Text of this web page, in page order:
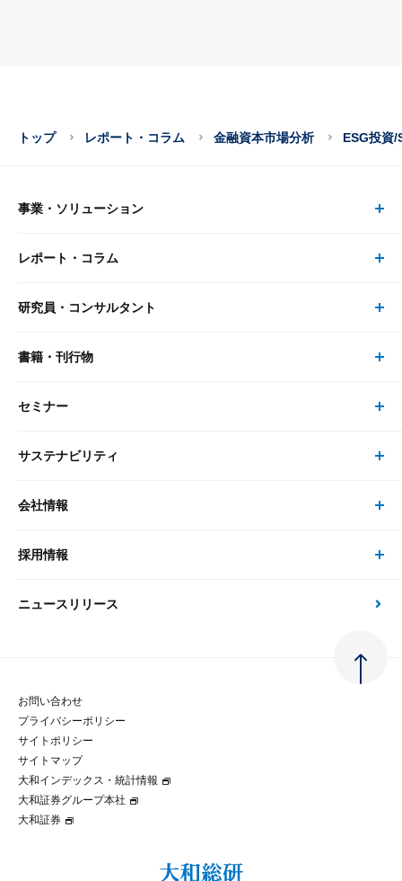
トップ レポート・コラム 金融資本市場分析 ESG投資/
事業・ソリューション
事業・ソリューション トップ
リサーチ
大和総研の強み
先端テクノロジーに基づく新たな価値の創出
レポート・コラム
レポート・コラム トップ
最新のレポート・コラム
政策分析
金融経済教育等
コラム
研究員・コンサルタント
研究員・コンサルタント トップ
研究員
書籍・刊行物
書籍・刊行物 トップ
書籍
セミナー
セミナー トップ
現在受付中のセミナー・イベント
サステナビリティ
サステナビリティの取り組み
次世代社会への貢献
マルチステークホルダー方針
パートナーシップ構築宣言
会社情報
会社情報 トップ
会社概要・役員一覧
大和総研の歩み
グループ会社
採用情報
採用情報 トップ
経験者採用
ニュースリリース
お問い合わせ
プライバシーポリシー
サイトポリシー
サイトマップ
大和インデックス・統計情報
大和証券グループ本社
大和証券